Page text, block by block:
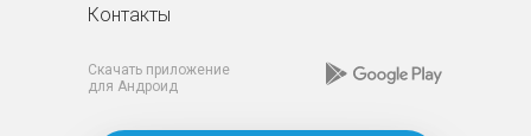
Контакты
Скачать приложение
для Андроид